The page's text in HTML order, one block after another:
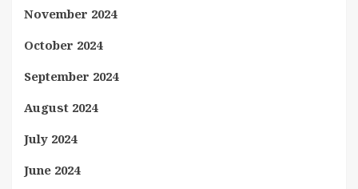
November 2024
October 2024
September 2024
August 2024
July 2024
June 2024